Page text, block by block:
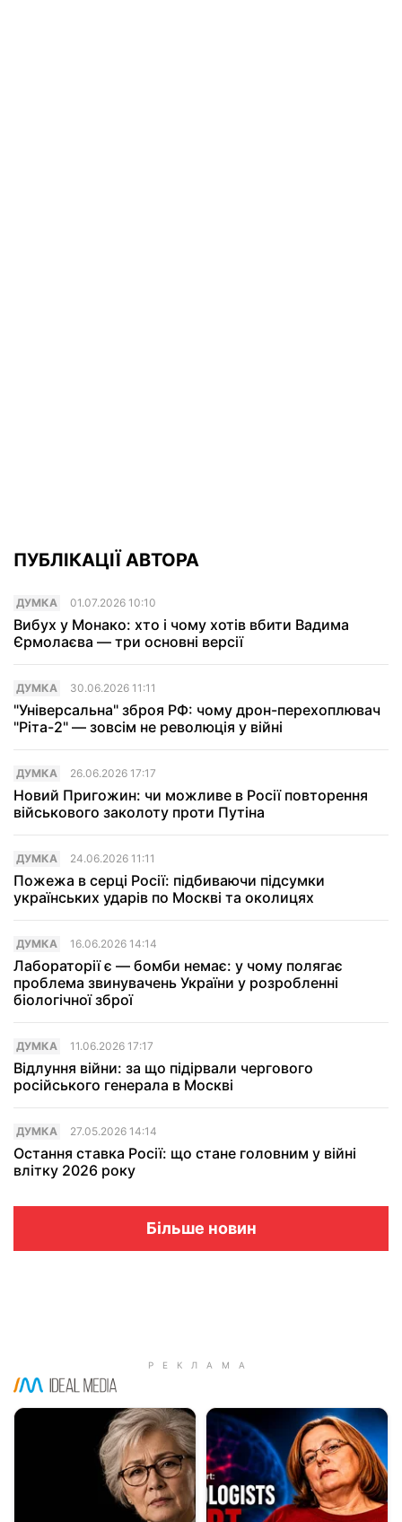
ПУБЛІКАЦІЇ АВТОРА
ДУМКА 01.07.2026 10:10
Вибух у Монако: хто і чому хотів вбити Вадима
Єрмолаєва — три основні версії
ДУМКА 30.06.2026 11:11
"Універсальна" зброя РФ: чому дрон-перехоплювач
"Рiта-2" — зовсім не революція у війні
ДУМКА 26.06.2026 17:17
Новий Пригожин: чи можливе в Росії повторення
військового заколоту проти Путіна
ДУМКА 24.06.2026 11:11
Пожежа в серці Росії: підбиваючи підсумки
українських ударів по Москві та околицях
ДУМКА 16.06.2026 14:14
Лабораторії є — бомби немає: у чому полягає
проблема звинувачень України у розробленні
біологічної зброї
ДУМКА 11.06.2026 17:17
Відлуння війни: за що підірвали чергового
російського генерала в Москві
ДУМКА 27.05.2026 14:14
Остання ставка Росії: що стане головним у війні
влітку 2026 року
Більше новин